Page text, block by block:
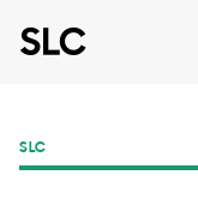
SLC